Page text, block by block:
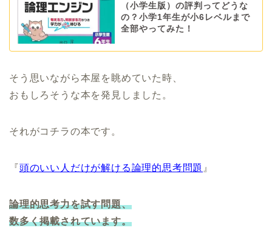
（小学生版）の評判ってどうな
の？小学1年生が小6レベルまで
全部やってみた！
そう思いながら本屋を眺めていた時、
おもしろそうな本を発見しました。
それがコチラの本です。
『頭のいい人だけが解ける論理的思考問題 』
論理的思考力を試す問題、
数多く掲載されています。